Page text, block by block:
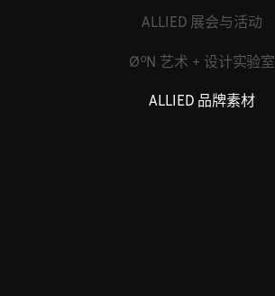
ALLIED 展会与活动
ØºN 艺术 + 设计实验室
ALLIED 品牌素材